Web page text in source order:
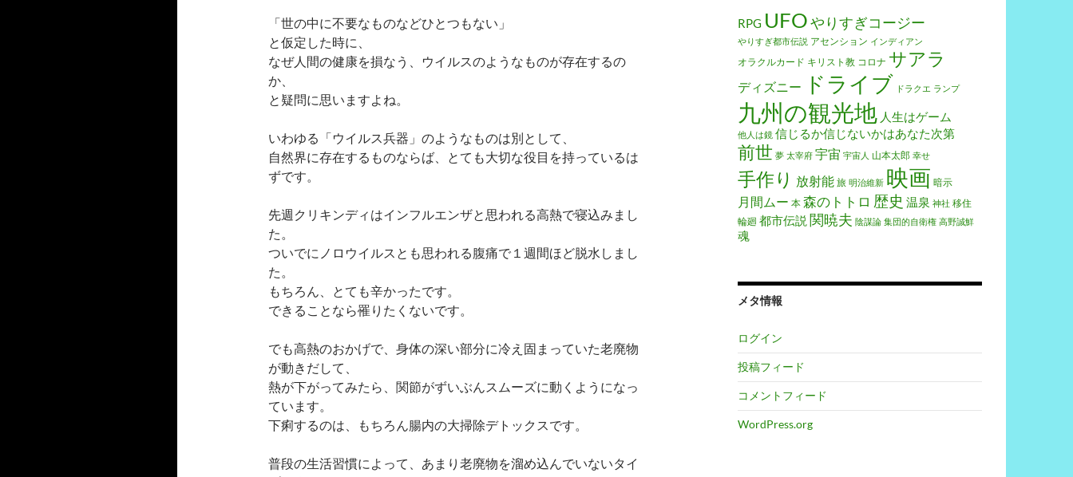
「世の中に不要なものなどひとつもない」
と仮定した時に、
なぜ人間の健康を損なう、ウイルスのようなものが存在するの
か、
と疑問に思いますよね。
いわゆる「ウイルス兵器」のようなものは別として、
自然界に存在するものならば、とても大切な役目を持っているは
ずです。
先週クリキンディはインフルエンザと思われる高熱で寝込みまし
た。
ついでにノロウイルスとも思われる腹痛で１週間ほど脱水しまし
た。
もちろん、とても辛かったです。
できることなら罹りたくないです。
でも高熱のおかげで、身体の深い部分に冷え固まっていた老廃物
が動きだして、
熱が下がってみたら、関節がずいぶんスムーズに動くようになっ
ています。
下痢するのは、もちろん腸内の大掃除デトックスです。
普段の生活習慣によって、あまり老廃物を溜め込んでいないタイ
RPG UFOやりすぎコージー
やりすぎ都市伝説 アセンション インディアン
オラクルカード キリスト教 コロナ サアラ
ディズニー ドライブ ドラクエ ランプ
九州の観光地 人生はゲーム
他人は鏡 信じるか信じないかはあなた次第
前世 夢 太宰府 宇宙 宇宙人 山本太郎 幸せ
手作り 放射能 旅 明治維新 映画 暗示
月間ムー 本 森のトトロ 歴史 温泉 神社 移住
輪廻 都市伝説 関暁夫 陰謀論 集団的自衛権 高野誠鮮
魂
メタ情報
ログイン
投稿フィード
コメントフィード
WordPress.org